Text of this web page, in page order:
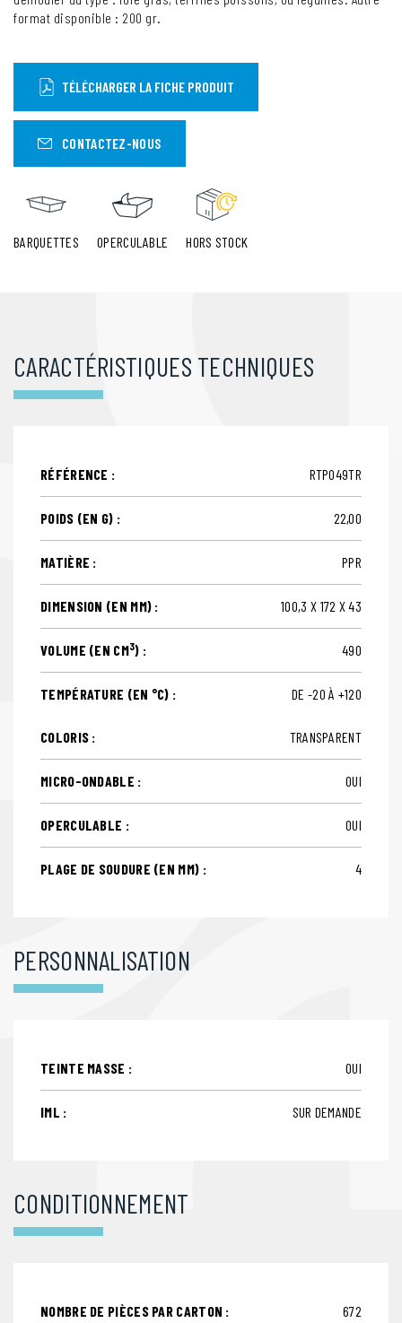
format disponible : 200 gr.
TÉLÉCHARGER LA FICHE PRODUIT
CONTACTEZ-NOUS
BARQUETTES OPERCULABLE HORS STOCK
CARACTÉRISTIQUES TECHNIQUES
RÉFÉRENCE : RTP049TR
POIDS (EN G) : 22,00
MATIÈRE : PPR
DIMENSION (EN MM) : 100,3 X 172 X 43
VOLUME (EN CM3) : 490
TEMPÉRATURE (EN °C) : DE -20 À +120
COLORIS : TRANSPARENT
MICRO-ONDABLE : OUI
OPERCULABLE : OUI
PLAGE DE SOUDURE (EN MM) : 4
PERSONNALISATION
TEINTE MASSE : OUI
IML : SUR DEMANDE
CONDITIONNEMENT
NOMBRE DE PIÈCES PAR CARTON : 672